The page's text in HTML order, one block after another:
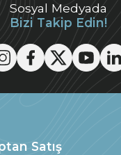
Sosyal Medyada
Bizi Takip Edin!
Satış